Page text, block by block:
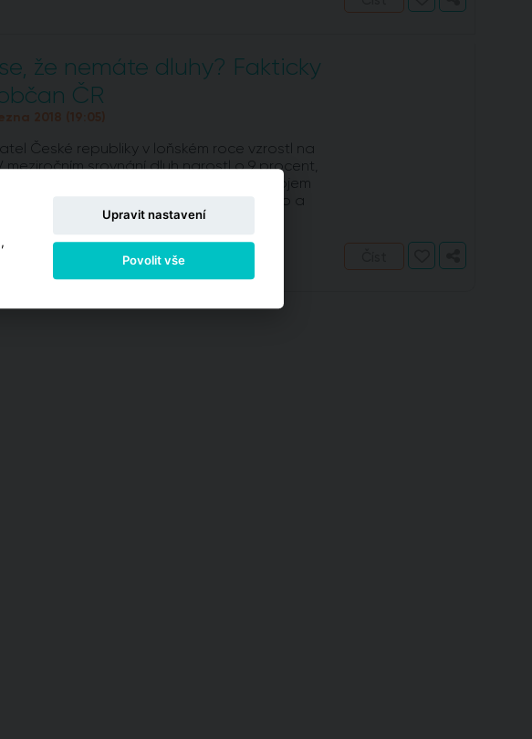
že nemáte dluhy? Fakticky
ČR
2018 (19:05)
České republiky v loňském roce vzrostl na
meziročním srovnání dluh narostl o 9 procent,
korun. Dobrou zprávou je, že se snížil objem
Údaje vyplývají z Bankovního a
klientských informací.
Upravit nastavení
Povolit vše